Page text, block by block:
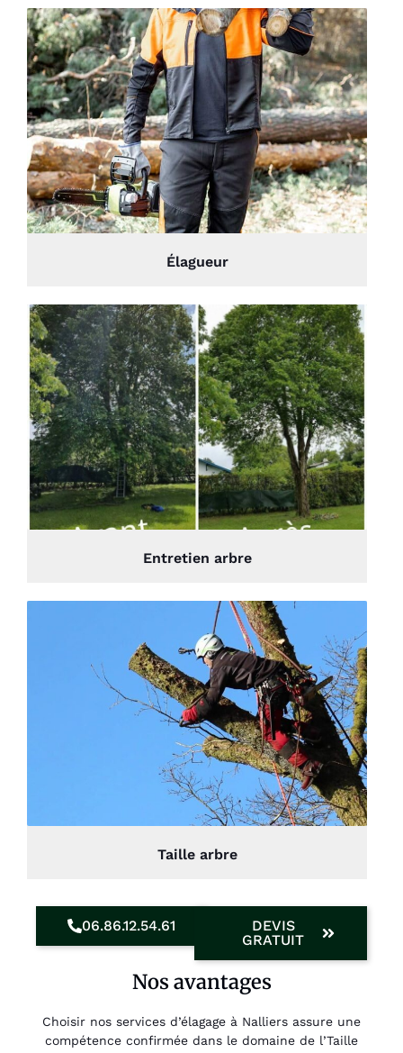
Élagueur
Entretien arbre
Taille arbre
06.86.12.54.61
DEVIS
GRATUIT
Nos avantages
Choisir nos services d’élagage à Nalliers assure une
compétence confirmée dans le domaine de l’Taille